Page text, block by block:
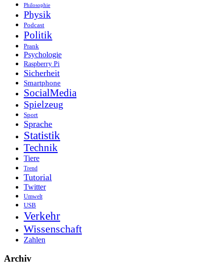
Philosophie
Physik
Podcast
Politik
Prank
Psychologie
Raspberry Pi
Sicherheit
Smartphone
SocialMedia
Spielzeug
Sport
Sprache
Statistik
Technik
Tiere
Trend
Tutorial
Twitter
Umwelt
USB
Verkehr
Wissenschaft
Zahlen
Archiv